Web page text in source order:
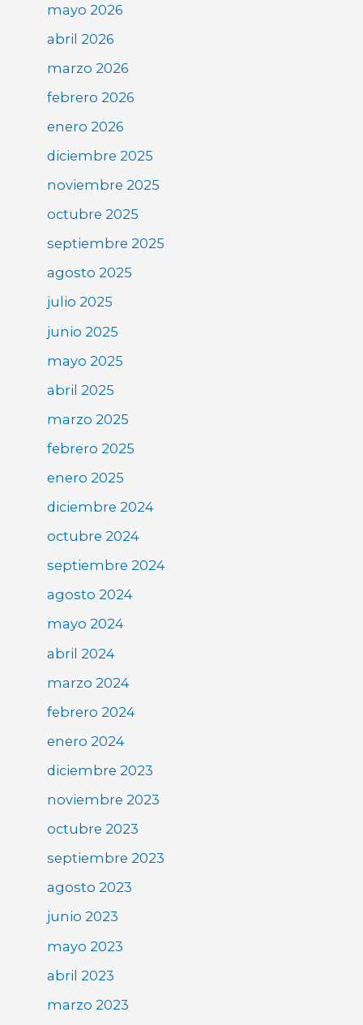
mayo 2026
abril 2026
marzo 2026
febrero 2026
enero 2026
diciembre 2025
noviembre 2025
octubre 2025
septiembre 2025
agosto 2025
julio 2025
junio 2025
mayo 2025
abril 2025
marzo 2025
febrero 2025
enero 2025
diciembre 2024
octubre 2024
septiembre 2024
agosto 2024
mayo 2024
abril 2024
marzo 2024
febrero 2024
enero 2024
diciembre 2023
noviembre 2023
octubre 2023
septiembre 2023
agosto 2023
junio 2023
mayo 2023
abril 2023
marzo 2023